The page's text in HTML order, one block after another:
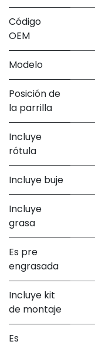
Código
OEM
Modelo
Posición de
la parrilla
Incluye
rótula
Incluye buje
Incluye
grasa
Es pre
engrasada
Incluye kit
de montaje
Es